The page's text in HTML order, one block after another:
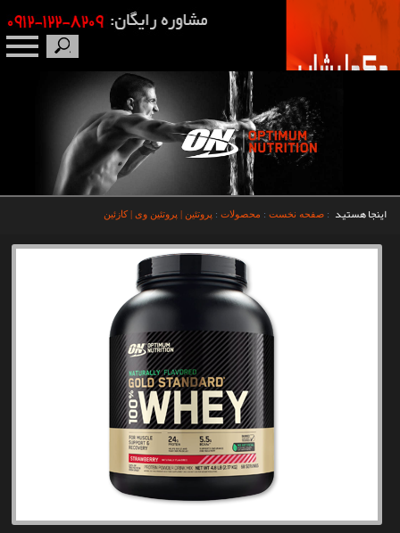
اینجا هستید : صفحه نخست : محصولات : پروتئین | پروتئین وی | کازئین